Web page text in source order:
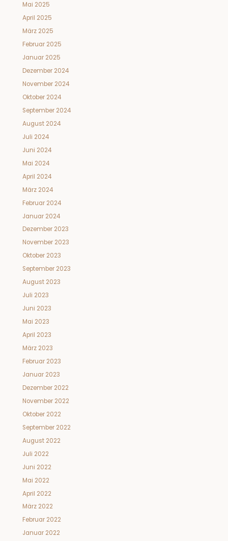
Mai 2025
April 2025
März 2025
Februar 2025
Januar 2025
Dezember 2024
November 2024
Oktober 2024
September 2024
August 2024
Juli 2024
Juni 2024
Mai 2024
April 2024
März 2024
Februar 2024
Januar 2024
Dezember 2023
November 2023
Oktober 2023
September 2023
August 2023
Juli 2023
Juni 2023
Mai 2023
April 2023
März 2023
Februar 2023
Januar 2023
Dezember 2022
November 2022
Oktober 2022
September 2022
August 2022
Juli 2022
Juni 2022
Mai 2022
April 2022
März 2022
Februar 2022
Januar 2022